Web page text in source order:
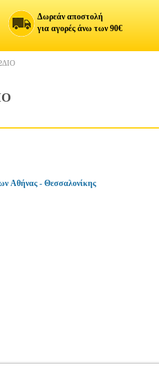
Δωρεάν αποστολή
για αγορές άνω των 90€
Αθήνας - Θεσσαλονίκης